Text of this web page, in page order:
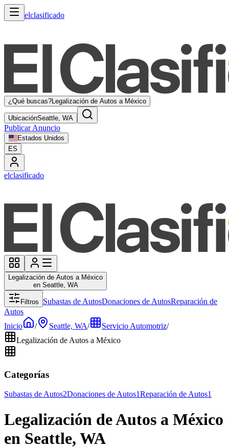
elclasificado
¿Qué buscas?Legalización de Autos a México
UbicaciónSeattle, WA
Publicar Anuncio
Estados Unidos
ES
elclasificado
Legalización de Autos a México
en Seattle, WA
Filtros Subastas de AutosDonaciones de AutosReparación de
Autos
Inicio
/ Seattle, WA/ Servicio Automotriz/
Legalización de Autos a México
Categorías
Subastas de Autos2Donaciones de Autos1Reparación de Autos1
Legalización de Autos a México
en Seattle, WA